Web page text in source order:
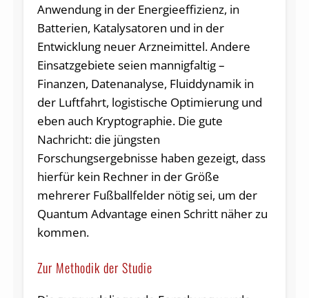
Anwendung in der Energieeffizienz, in
Batterien, Katalysatoren und in der
Entwicklung neuer Arzneimittel. Andere
Einsatzgebiete seien mannigfaltig –
Finanzen, Datenanalyse, Fluiddynamik in
der Luftfahrt, logistische Optimierung und
eben auch Kryptographie. Die gute
Nachricht: die jüngsten
Forschungsergebnisse haben gezeigt, dass
hierfür kein Rechner in der Größe
mehrerer Fußballfelder nötig sei, um der
Quantum Advantage einen Schritt näher zu
kommen.
Zur Methodik der Studie